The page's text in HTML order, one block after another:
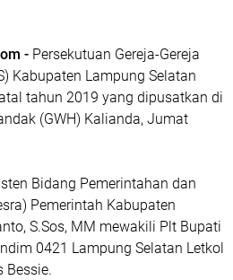
- Persekutuan Gereja-Gereja
Kabupaten Lampung Selatan
tahun 2019 yang dipusatkan di
(GWH) Kalianda, Jumat
Bidang Pemerintahan dan
Pemerintah Kabupaten
S.Sos, MM mewakili Plt Bupati
0421 Lampung Selatan Letkol
Bessie.